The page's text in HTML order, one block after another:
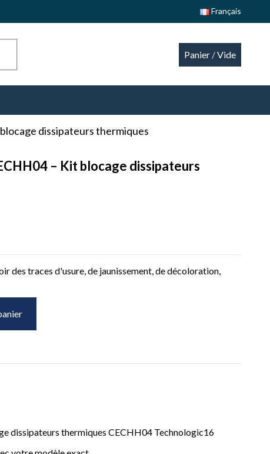
Français
Panier /Vide
dissipateurs thermiques
– Kit blocage dissipateurs
des traces d'usure, de jaunissement, de décoloration,
dissipateurs thermiques CECHH04 Technologic16